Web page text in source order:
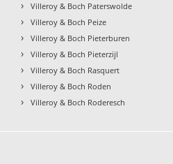
› Villeroy & Boch Paterswolde
› Villeroy & Boch Peize
› Villeroy & Boch Pieterburen
› Villeroy & Boch Pieterzijl
› Villeroy & Boch Rasquert
› Villeroy & Boch Roden
› Villeroy & Boch Roderesch